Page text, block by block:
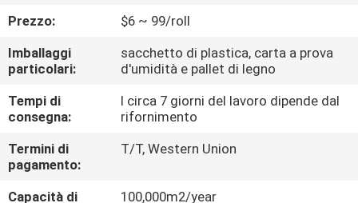
GIRO
DELLA
FABBRICA
CONTROLLO
DI
QUALITÀ
Prezzo:
$6 ~ 99/roll
Imballaggi
particolari:
sacchetto di plastica, carta a prova
d'umidità e pallet di legno
Tempi di
consegna:
I circa 7 giorni del lavoro dipende dal
rifornimento
Termini di
pagamento:
T/T, Western Union
Capacità di
100,000m2/year